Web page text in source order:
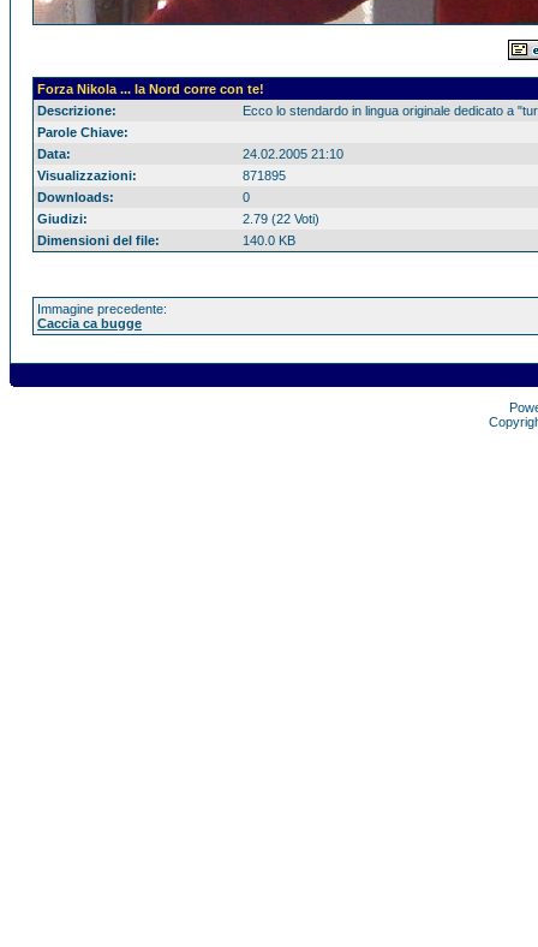
Forza Nikola ... la Nord corre con te!
Descrizione:
Ecco lo stendardo in lingua originale dedicato a
Parole Chiave:
Data:
24.02.2005 21:10
Visualizzazioni:
871895
Downloads:
0
Giudizi:
2.79 (22 Voti)
Dimensioni del file:
140.0 KB
Immagine precedente:
Caccia ca bugge